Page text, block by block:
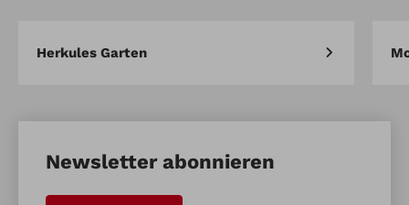
Herkules Garten
Newsletter abonnieren